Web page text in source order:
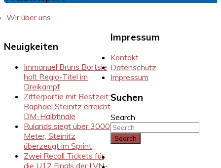
Wir über uns
Neuigkeiten
Immanuel Bruns Bortsie
holt Regio-Titel im
Dreikampf
Zitterpartie mit Bestzeit:
Raphael Steinitz erreicht
DM-Halbfinale
Rulands siegt über 3000
Meter, Steinitz
überzeugt im Sprint
Zwei Recall Tickets für
die U12 Finals der LVN-
Impressum
Kontakt
Datenschutz
Impressum
Suchen
Search